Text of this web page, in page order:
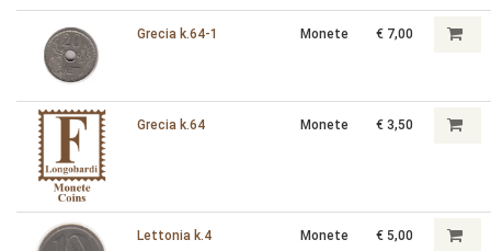
Grecia k.64-1 Monete € 7,00
Grecia k.64 Monete € 3,50
Lettonia k.4 Monete € 5,00